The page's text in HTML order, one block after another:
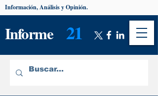
Informe 21
Información, Análisis y Opinión.